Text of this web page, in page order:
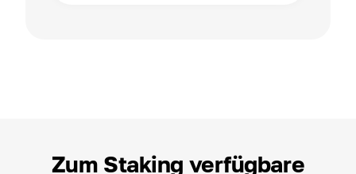
Zum Staking verfügbare